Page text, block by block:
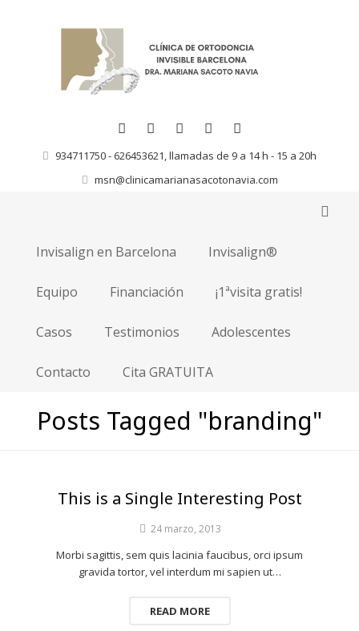
934711750 - 626453621, llamadas de 9 a 14 h - 15 a 20h
msn@clinicamarianasacotonavia.com
Invisalign en Barcelona Invisalign®
Equipo Financiación ¡1ªvisita gratis!
Casos Testimonios Adolescentes
Contacto Cita GRATUITA
Posts Tagged "branding"
This is a Single Interesting Post
24 marzo, 2013
Morbi sagittis, sem quis lacinia faucibus, orci ipsum
gravida tortor, vel interdum mi sapien ut…
READ MORE